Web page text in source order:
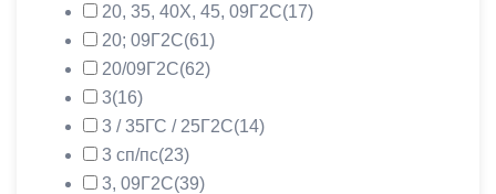
20, 35, 40Х, 45, 09Г2С(17)
20; 09Г2С(61)
20/09Г2С(62)
3(16)
3 / 35ГС / 25Г2С(14)
3 сп/пс(23)
3, 09Г2С(39)